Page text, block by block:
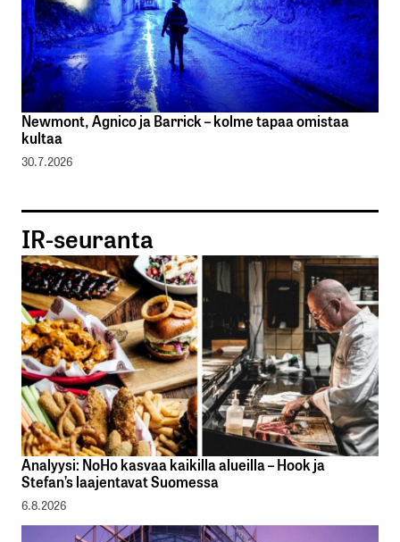
Newmont, Agnico ja Barrick – kolme tapaa omistaa
kultaa
30.7.2026
IR-seuranta
Analyysi: NoHo kasvaa kaikilla alueilla – Hook ja
Stefan’s laajentavat Suomessa
6.8.2026